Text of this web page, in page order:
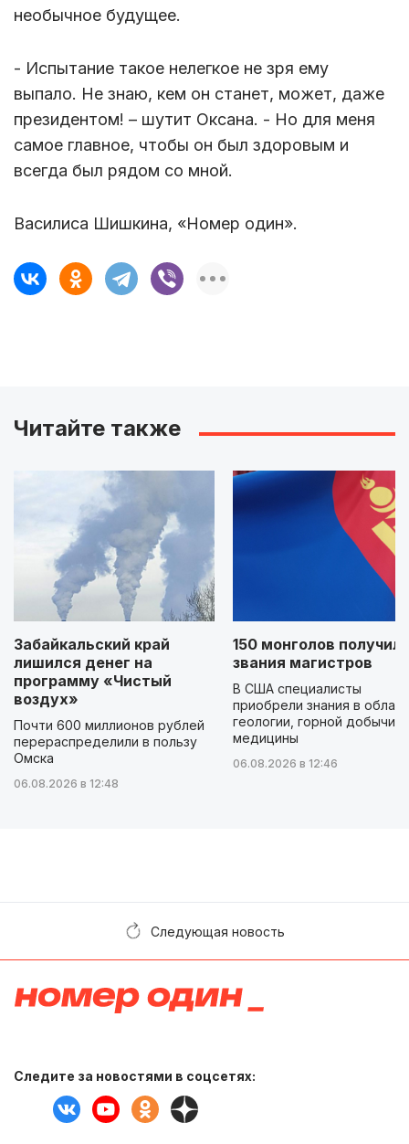
необычное будущее.
- Испытание такое нелегкое не зря ему
выпало. Не знаю, кем он станет, может, даже
президентом! – шутит Оксана. - Но для меня
самое главное, чтобы он был здоровым и
всегда был рядом со мной.
Василиса Шишкина, «Номер один».
Читайте также
Забайкальский край
лишился денег на
программу «Чистый
воздух»
Почти 600 миллионов рублей
перераспределили в пользу
Омска
06.08.2026 в 12:48
150 монголов
звания магистров
В США специалисты
приобрели знания в
геологии, горной добычи и
медицины
06.08.2026 в 12:46
Следующая новость
Следите за новостями в соцсетях: